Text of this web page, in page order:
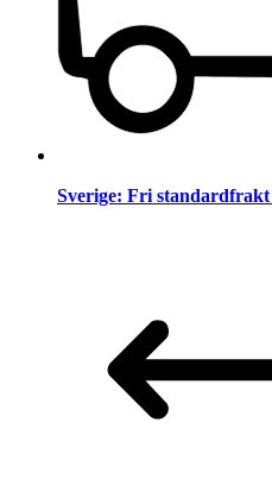
Sverige: Fri standardfrakt